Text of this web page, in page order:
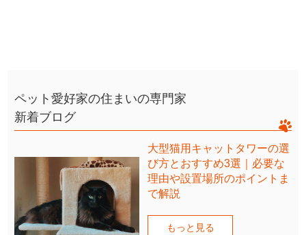
ペット愛好家の住まいの専門家
新着ブログ
大型猫用キャットタワーの選
び方とおすすめ3選｜必要な
理由や設置場所のポイントま
で解説
もっと見る